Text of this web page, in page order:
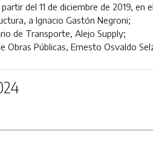
del 11 de diciembre de 2019, en el
a Ignacio Gastón Negroni;
de Transporte, Alejo Supply;
Obras Públicas, Ernesto Osvaldo